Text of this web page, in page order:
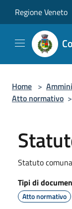
Regione Veneto
Home >
Atto normativo >
Statuto
Tipi di
Atto normativo